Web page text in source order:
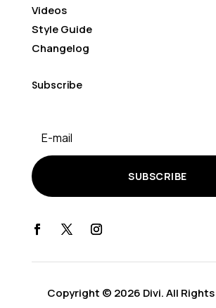
Videos
Style Guide
Changelog
Subscribe
SUBSCRIBE
Copyright © 2026 Divi. All Rights